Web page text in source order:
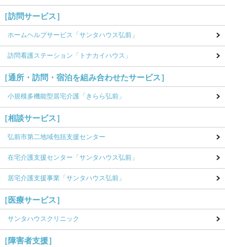
［訪問サービス］
ホームヘルプサービス 「サンタハウス弘前」
訪問看護ステーション 「トナカイハウス」
［通所・訪問・宿泊を組み合わせたサービス］
小規模多機能型居宅介護 「きらら弘前」
［相談サービス］
弘前市第二地域包括支援センター
在宅介護支援センター 「サンタハウス弘前」
居宅介護支援事業 「サンタハウス弘前」
［医療サービス］
サンタハウスクリニック
［障害者支援］